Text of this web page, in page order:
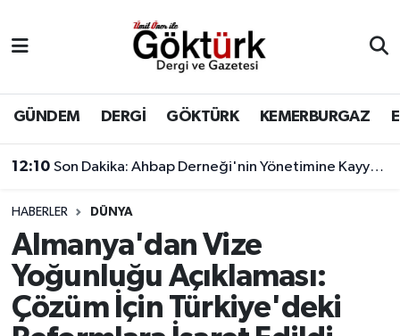
GÜNDEM DERGİ GÖKTÜRK KEMERBURGAZ
12:10 Son Dakika: Ahbap Derneği'nin Yönetimine Kayyum Atandı
HABERLER DÜNYA
Almanya'dan Vize
Yoğunluğu Açıklaması:
Çözüm İçin Türkiye'deki
BİLİM
DERGİ
DÜNYA
EĞİTİM
EKONOMİ
Eyüpsultan Hava Durumu
Eyüpsultan Trafik Yoğunluk Haritası
Süper Lig Puan Durumu ve Fikstür
Tüm Manşetler
Son Dakika Haberleri
Haber Arşivi